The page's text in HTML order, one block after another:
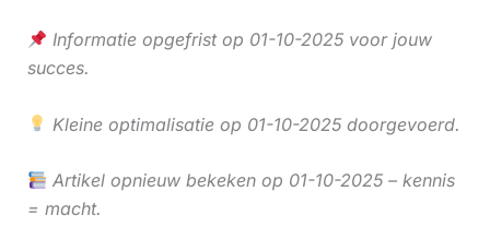
Informatie opgefrist op 01-10-2025 voor jouw
succes.
Kleine optimalisatie op 01-10-2025 doorgevoerd.
Artikel opnieuw bekeken op 01-10-2025 – kennis
= macht.